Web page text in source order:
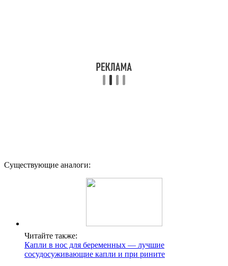
Существующие аналоги:
Читайте также:
Капли в нос для беременных — лучшие
сосудосуживающие капли и при рините